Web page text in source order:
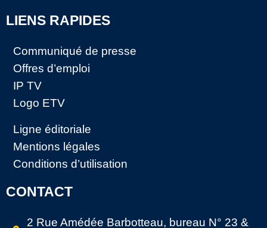
LIENS RAPIDES
Communiqué de presse
Offres d’emploi
IP TV
Logo ETV
Ligne éditoriale
Mentions légales
Conditions d’utilisation
CONTACT
2 Rue Amédée Barbotteau, bureau N° 23 &